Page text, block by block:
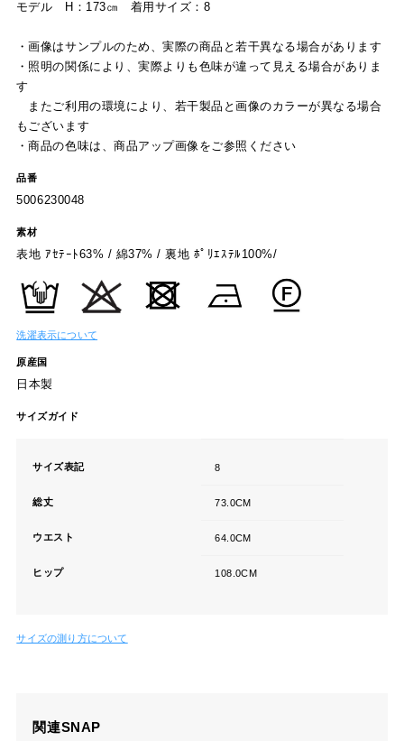
モデル H：173㎝ 着用サイズ：8
・画像はサンプルのため、実際の商品と若干異なる場合があります
・照明の関係により、実際よりも色味が違って見える場合がありま
す
またご利用の環境により、若干製品と画像のカラーが異なる場合
もございます
・商品の色味は、商品アップ画像をご参照ください
品番
5006230048
素材
表地 ｱｾﾃｰﾄ63% / 綿37% / 裏地 ﾎﾟﾘｴｽﾃﾙ100%/
洗濯表示について
原産国
日本製
サイズガイド
サイズ表記 8
総丈 73.0CM
ウエスト 64.0CM
ヒップ 108.0CM
サイズの測り方について
関連SNAP